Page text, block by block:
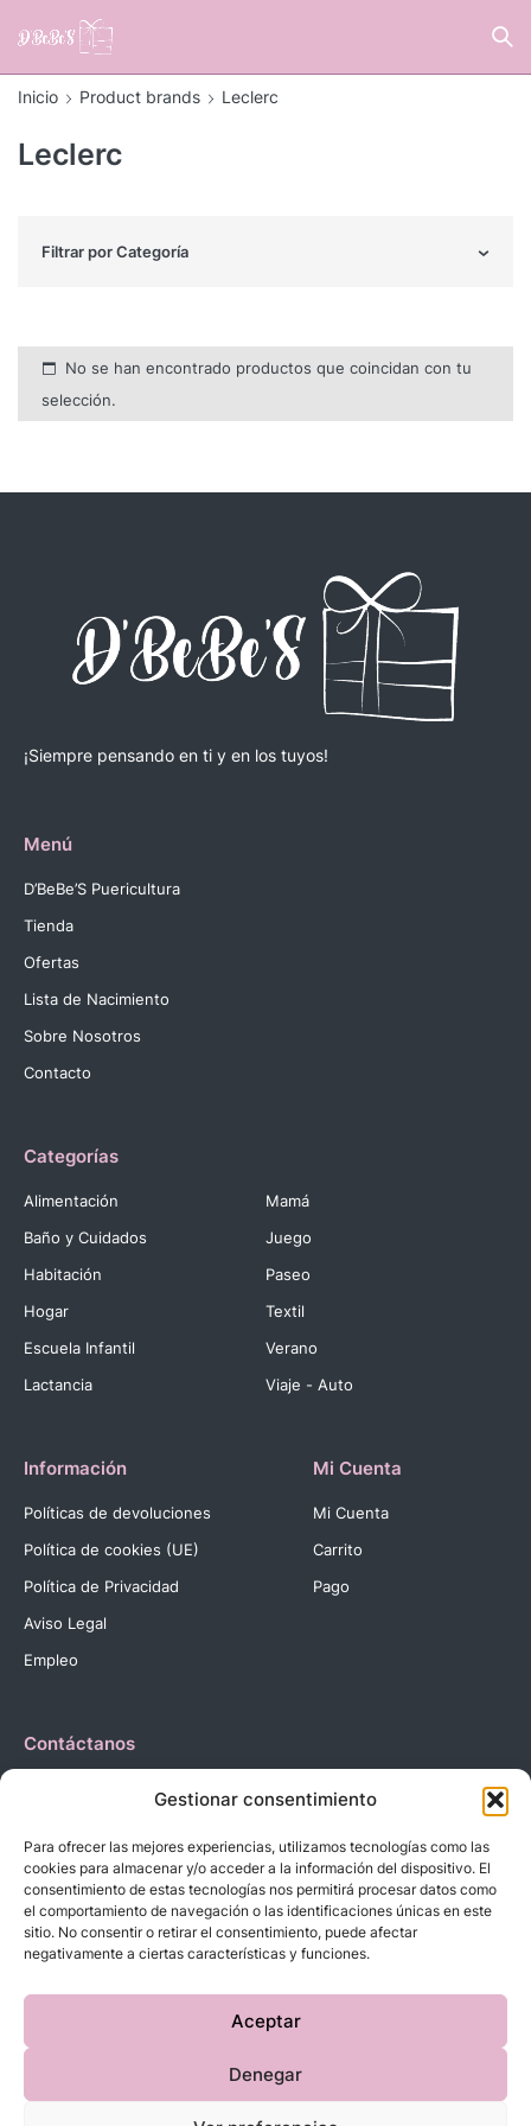
Gestionar consentimiento
Para ofrecer las mejores experiencias, utilizamos tecnologías como las
cookies para almacenar y/o acceder a la información del dispositivo. El
consentimiento de estas tecnologías nos permitirá procesar datos como
el comportamiento de navegación o las identificaciones únicas en este
sitio. No consentir o retirar el consentimiento, puede afectar
negativamente a ciertas características y funciones.
Aceptar
Denegar
Leclerc
Inicio Product brands Leclerc
Filtrar por Categoría
No se han encontrado productos que coincidan con tu
selección.
¡Siempre pensando en ti y en los tuyos!
Menú
D’BeBe’S Puericultura
Tienda
Ofertas
Lista de Nacimiento
Sobre Nosotros
Contacto
Categorías
Alimentación
Baño y Cuidados
Habitación
Hogar
Escuela Infantil
Lactancia
Mamá
Juego
Paseo
Textil
Verano
Viaje - Auto
Información
Políticas de devoluciones
Política de cookies (UE)
Política de Privacidad
Aviso Legal
Empleo
Mi Cuenta
Mi Cuenta
Carrito
Pago
Contáctanos
C. Reyes Católicos, 27 03420 Castalla Alicante
Correo: info@dbebes.net
Síguenos en las redes sociales
Copyright © 2023 D’BeBe’S. Todos los derechos reservados.